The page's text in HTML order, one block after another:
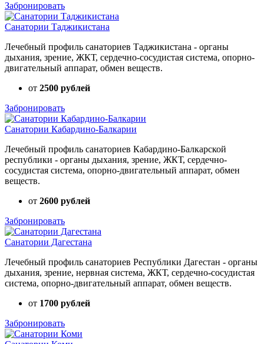
Забронировать
Санатории Таджикистана
Лечебный профиль санаториев Таджикистана - органы
дыхания, зрение, ЖКТ, сердечно-сосудистая система, опорно-
двигательный аппарат, обмен веществ.
от 2500 рублей
Забронировать
Санатории Кабардино-Балкарии
Лечебный профиль санаториев Кабардино-Балкарской
республики - органы дыхания, зрение, ЖКТ, сердечно-
сосудистая система, опорно-двигательный аппарат, обмен
веществ.
от 2600 рублей
Забронировать
Санатории Дагестана
Лечебный профиль санаториев Республики Дагестан - органы
дыхания, зрение, нервная система, ЖКТ, сердечно-сосудистая
система, опорно-двигательный аппарат, обмен веществ.
от 1700 рублей
Забронировать